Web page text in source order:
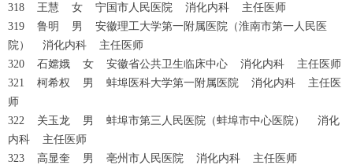
318 王慧 女 宁国市人民医院 消化内科 主任医师
319 鲁明 男 安徽理工大学第一附属医院（淮南市第一人民医
院） 消化内科 主任医师
320 石嫦娥 女 安徽省公共卫生临床中心 消化内科 主任医师
321 柯希权 男 蚌埠医科大学第一附属医院 消化内科 主任医
师
322 关玉龙 男 蚌埠市第三人民医院（蚌埠市中心医院） 消化
内科 主任医师
323 高显奎 男 亳州市人民医院 消化内科 主任医师